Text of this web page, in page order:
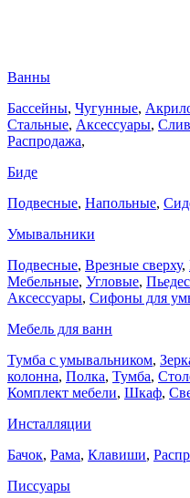
Ванны
Бассейны, Чугунные,
Стальные, Аксессуары,
Распродажа,
Биде
Подвесные, Напольные,
Умывальники
Подвесные, Врезные сверху,
Мебельные, Угловые,
Аксессуары, Сифоны для
Мебель для ванн
Тумба с умывальником,
колонна, Полка, Тумба,
Комплект мебели, Шкаф,
Инсталляции
Бачок, Рама, Клавиши,
Писсуары